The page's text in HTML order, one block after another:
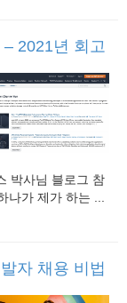
2021년 회고
박사님 블로그 참
나가 제가 하는 ...
자 채용 비법